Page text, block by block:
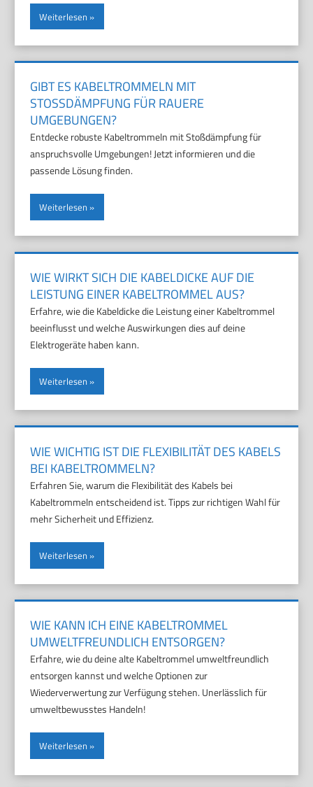
Weiterlesen
GIBT ES KABELTROMMELN MIT
STOSSDÄMPFUNG FÜR RAUERE U
MGEBUNGEN?
Entdecke robuste Kabeltrommeln mit Stoßdämpfung für
anspruchsvolle Umgebungen! Jetzt informieren und die
passende Lösung finden.
Weiterlesen
WIE WIRKT SICH DIE KABELDICKE AUF DIE
LEISTUNG EINER KABELTROMMEL AUS?
Erfahre, wie die Kabeldicke die Leistung einer Kabeltrommel
beeinflusst und welche Auswirkungen dies auf deine
Elektrogeräte haben kann.
Weiterlesen
WIE WICHTIG IST DIE FLEXIBILITÄT DES KABELS
BEI KABELTROMMELN?
Erfahren Sie, warum die Flexibilität des Kabels bei
Kabeltrommeln entscheidend ist. Tipps zur richtigen Wahl für
mehr Sicherheit und Effizienz.
Weiterlesen
WIE KANN ICH EINE KABELTROMMEL
UMWELTFREUNDLICH ENTSORGEN?
Erfahre, wie du deine alte Kabeltrommel umweltfreundlich
entsorgen kannst und welche Optionen zur
Wiederverwertung zur Verfügung stehen. Unerlässlich für
umweltbewusstes Handeln!
Weiterlesen